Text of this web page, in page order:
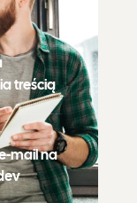
treścią
mail na